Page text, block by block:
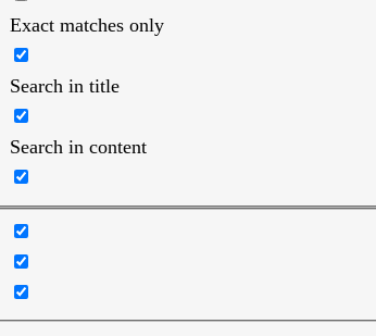
Exact matches only
Search in title
Search in content